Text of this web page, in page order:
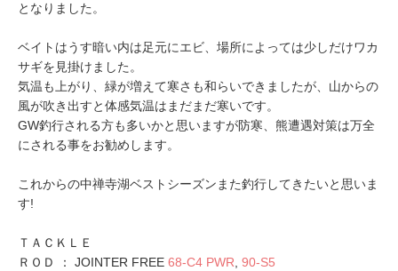
となりました。
ベイトはうす暗い内は足元にエビ、場所によっては少しだけワカ
サギを見掛けました。
気温も上がり、緑が増えて寒さも和らいできましたが、山からの
風が吹き出すと体感気温はまだまだ寒いです。
GW釣行される方も多いかと思いますが防寒、熊遭遇対策は万全
にされる事をお勧めします。
これからの中禅寺湖ベストシーズンまた釣行してきたいと思いま
す!
ＴＡＣＫＬＥ
ＲＯＤ ： JOINTER FREE 68-C4 PWR 90-S5